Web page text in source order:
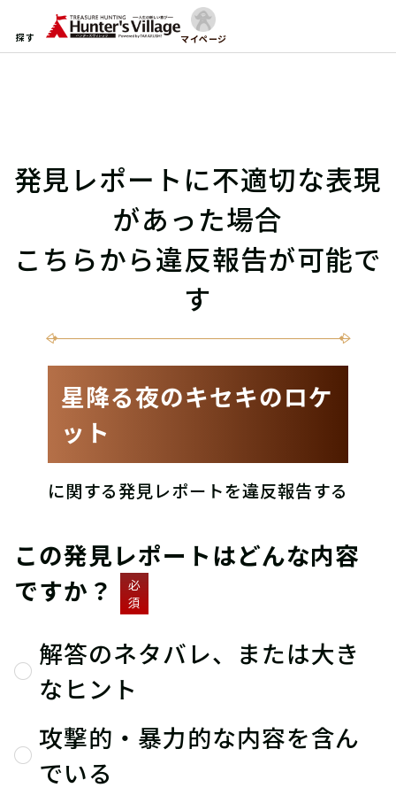
探す マイページ
発見レポートに不適切な表現
があった場合
こちらから違反報告が可能で
す
星降る夜のキセキのロケ
ット
に関する発見レポートを違反報告する
この発見レポートはどんな内容
ですか？
必
須
解答のネタバレ、または大き
なヒント
攻撃的・暴力的な内容を含ん
でいる